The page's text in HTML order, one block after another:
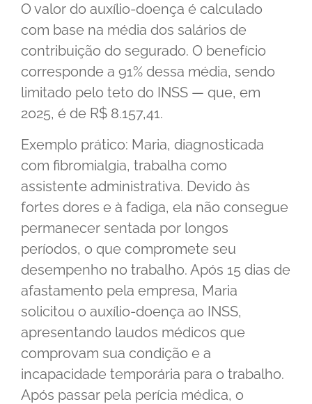
O valor do auxílio-doença é calculado
com base na média dos salários de
contribuição do segurado. O benefício
corresponde a 91% dessa média, sendo
limitado pelo teto do INSS — que, em
2025, é de R$ 8.157,41.
Exemplo prático: Maria, diagnosticada
com fibromialgia, trabalha como
assistente administrativa. Devido às
fortes dores e à fadiga, ela não consegue
permanecer sentada por longos
períodos, o que compromete seu
desempenho no trabalho. Após 15 dias de
afastamento pela empresa, Maria
solicitou o auxílio-doença ao INSS,
apresentando laudos médicos que
comprovam sua condição e a
incapacidade temporária para o trabalho.
Após passar pela perícia médica, o